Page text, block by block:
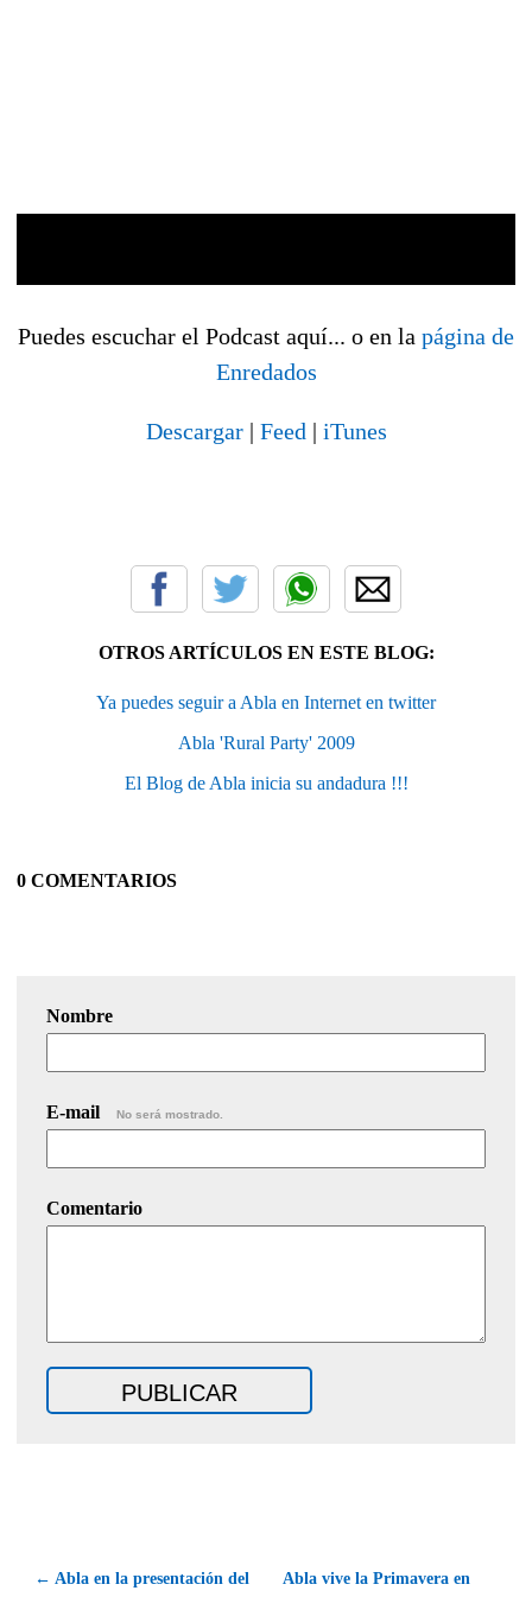
Puedes escuchar el Podcast aquí... o en la página de
Enredados
Descargar| Feed | iTunes
OTROS ARTÍCULOS EN ESTE BLOG:
Ya puedes seguir a Abla en Internet en twitter
Abla 'Rural Party' 2009
El Blog de Abla inicia su andadura !!!
0 COMENTARIOS
Nombre
E-mail No será mostrado.
Comentario
← Abla en la presentación del Abla vive la Primavera en